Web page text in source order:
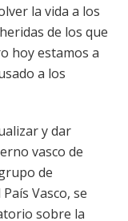
la vida a los
de los que
hoy estamos a
a los
y dar
vasco de
de
Vasco, se
sobre la